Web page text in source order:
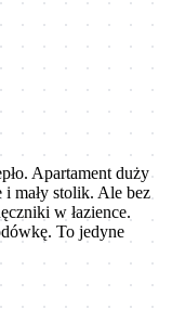
Apartament duży
i mały stolik. Ale bez
w łazience.
To jedyne